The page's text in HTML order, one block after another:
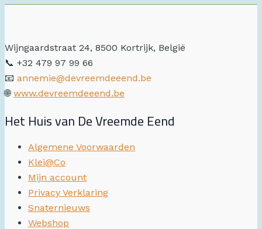
Wijngaardstraat 24, 8500 Kortrijk, België
📞 +32 479 97 99 66
📧 annemie@devreemdeeend.be
🌐 www.devreemdeeend.be
Het Huis van De Vreemde Eend
Algemene Voorwaarden
Klei@Co
Mijn account
Privacy Verklaring
Snaternieuws
Webshop